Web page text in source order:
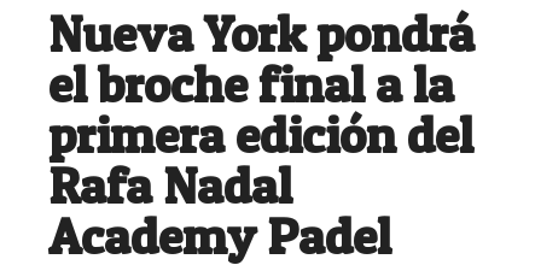
Nueva York pondrá
el broche final a la
primera edición del
Rafa Nadal
Academy Padel